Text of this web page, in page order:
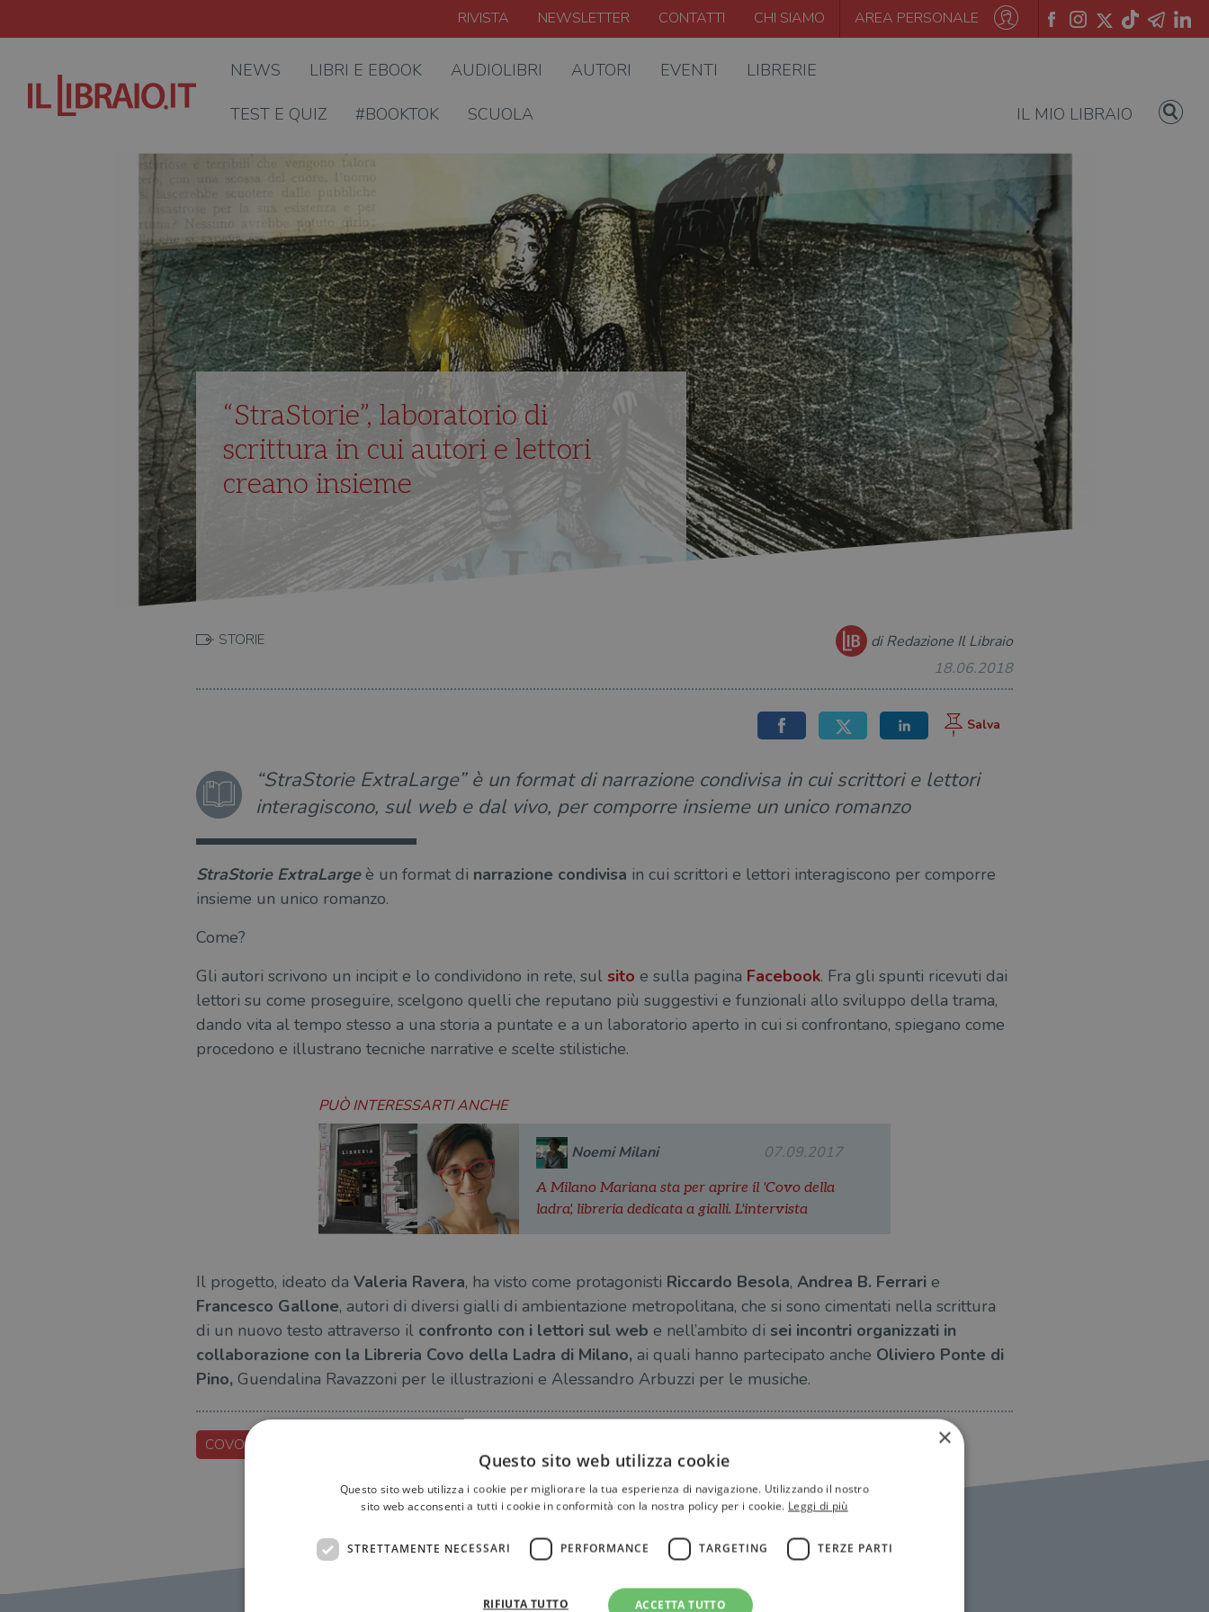
RIVISTA NEWSLETTER CONTATTI CHI SIAMO AREA PERSONALE
NEWS LIBRI E EBOOK AUDIOLIBRI AUTORI EVENTI LIBRERIE
TEST E QUIZ #BOOKTOK SCUOLA IL MIO LIBRAIO
“StraStorie”, laboratorio di
scrittura in cui autori e lettori
creano insieme
STORIE
di Redazione Il Libraio
18.06.2018
“StraStorie ExtraLarge” è un format di narrazione condivisa in cui scrittori e lettori
interagiscono, sul web e dal vivo, per comporre insieme un unico romanzo
StraStorie ExtraLargeè un format di narrazione condivisa in cui scrittori e lettori interagiscono per comporre
insieme un unico romanzo.
Come?
Gli autori scrivono un incipit e lo condividono in rete, sul sito e sulla pagina Facebook. Fra gli spunti ricevuti dai
lettori su come proseguire, scelgono quelli che reputano più suggestivi e funzionali allo sviluppo della trama,
dando vita al tempo stesso a una storia a puntate e a un laboratorio aperto in cui si confrontano, spiegano come
procedono e illustrano tecniche narrative e scelte stilistiche.
PUÒ INTERESSARTI ANCHE
Noemi Milani 07.09.2017
A Milano Mariana sta per aprire il 'Covo della
ladra', libreria dedicata a gialli. L'intervista
Il progetto, ideato da Valeria Ravera, ha visto come protagonisti Riccardo Besola, Andrea B. Ferrarie
Francesco Gallone, autori di diversi gialli di ambientazione metropolitana, che si sono cimentati nella scrittura
di un nuovo testo attraverso il confronto con i lettori sul web e nell’ambito di sei incontri organizzati in
collaborazione con la Libreria Covo della Ladra di Milano, ai quali hanno partecipato anche Oliviero Ponte di
Pino, Guendalina Ravazzoni per le illustrazioni e Alessandro Arbuzzi per le musiche.
COVO-DELLA-LADRA ×
Questo sito web utilizza cookie
Questo sito web utilizza i cookie per migliorare la tua esperienza di navigazione. Utilizzando il nostro
sito web acconsenti a tutti i cookie in conformità con la nostra policy per i cookie. Leggi di più
STRETTAMENTE NECESSARI PERFORMANCE TARGETING TERZE PARTI
ACCETTA TUTTO
RIFIUTA TUTTO